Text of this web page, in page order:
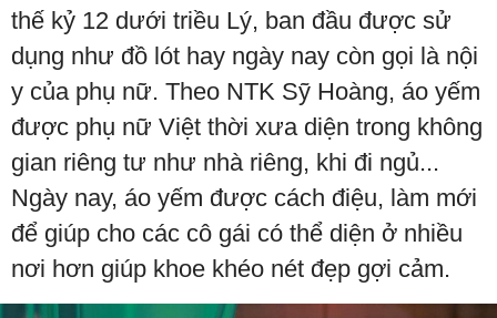
thế kỷ 12 dưới triều Lý, ban đầu được sử
dụng như đồ lót hay ngày nay còn gọi là nội
y của phụ nữ. Theo NTK Sỹ Hoàng, áo yếm
được phụ nữ Việt thời xưa diện trong không
gian riêng tư như nhà riêng, khi đi ngủ...
Ngày nay, áo yếm được cách điệu, làm mới
để giúp cho các cô gái có thể diện ở nhiều
nơi hơn giúp khoe khéo nét đẹp gợi cảm.